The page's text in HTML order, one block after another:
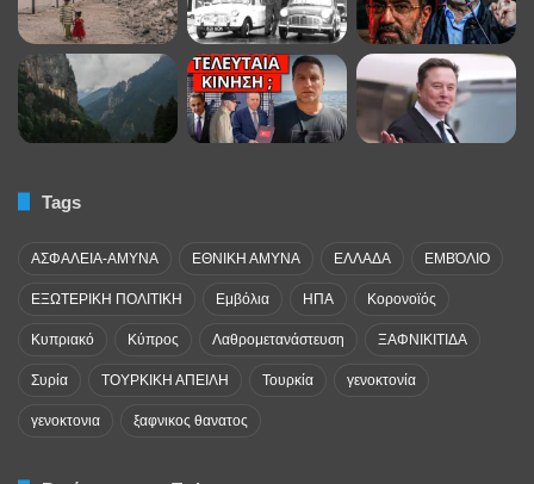
Tags
ΑΣΦΑΛΕΙΑ-ΑΜΥΝΑ ΕΘΝΙΚΗ ΑΜΥΝΑ ΕΛΛΑΔΑ ΕΜΒΌΛΙΟ
ΕΞΩΤΕΡΙΚΗ ΠΟΛΙΤΙΚΗ Εμβόλια ΗΠΑ Κορονοϊός
Κυπριακό Κύπρος Λαθρομετανάστευση ΞΑΦΝΙΚΙΤΙΔΑ
Συρία ΤΟΥΡΚΙΚΗ ΑΠΕΙΛΗ Τουρκία γενοκτονία
γενοκτονια ξαφνικος θανατος